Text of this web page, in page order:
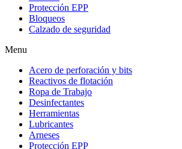
Protección EPP
Bloqueos
Calzado de seguridad
Menu
Acero de perforación y bits
Reactivos de flotación
Ropa de Trabajo
Desinfectantes
Herramientas
Lubricantes
Arneses
Protección EPP